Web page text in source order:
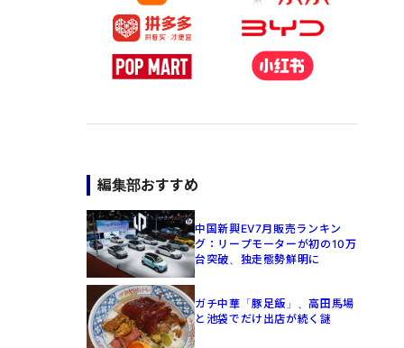
編集部おすすめ
中国新興EV7月販売ランキン
グ：リープモーターが初の10万
台突破、独走態勢鮮明に
ガチ中華「豚足飯」、高田馬場
と池袋でだけ出店が続く謎